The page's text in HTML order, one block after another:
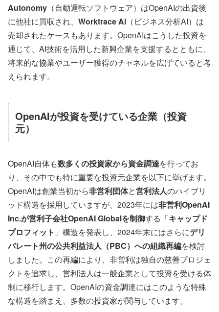
Autonomy （自動運転ソフトウェア）はOpenAIの出資後
に他社に買収され、 Worktrace AI （ビジネス分析AI）は
売却されたケースもあります。OpenAIはこうした投資を
通じて、AI技術を活用した新興企業を支援するとともに、
将来的な協業やユーザー獲得のチャネルを広げていると考
えられます。
OpenAIが投資を受けている企業（投資
元）
OpenAI自体も数多くの投資家から資金調達を行ってお
り、その中でも特に重要な投資元企業を以下に挙げます。
OpenAIは創業当初から非営利団体と営利法人のハイブリ
ッド構造を採用していますが、2023年には非営利OpenAI
Inc.が営利子会社OpenAI Globalを制御する「キャップド
プロフィット 」構造を発表し、2024年末にはさらにデリ
バレート州の公共利益法人（PBC）への組織再編を検討
しました。この再編により、非営利は独自の慈善プロジェ
クトを追求し、営利法人は一般企業として投資を受ける体
制に移行します。OpenAIの資金調達にはこのような特殊
な構造を踏まえ、多数の投資家が関与しています。